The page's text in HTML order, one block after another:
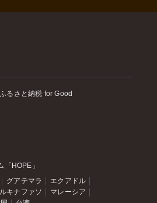
ふるさと納税 for Good
HOPE」
グアテマラ
エクアドル
キナファソ
マレーシア